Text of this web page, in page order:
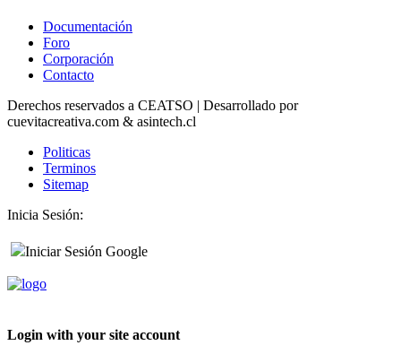
Documentación
Foro
Corporación
Contacto
Derechos reservados a CEATSO | Desarrollado por
cuevitacreativa.com & asintech.cl
Politicas
Terminos
Sitemap
Inicia Sesión:
Iniciar Sesión Google
Login with your site account